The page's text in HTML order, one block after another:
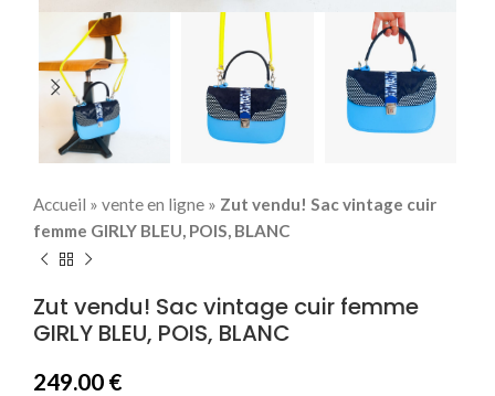
Accueil » vente en ligne » Zut vendu! Sac vintage cuir
femme GIRLY BLEU, POIS, BLANC
Zut vendu! Sac vintage cuir femme
GIRLY BLEU, POIS, BLANC
249.00 €